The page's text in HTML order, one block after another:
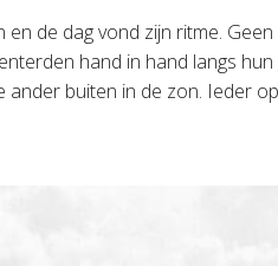
en de dag vond zijn ritme.
hand in hand langs
buiten in de zon. Ieder